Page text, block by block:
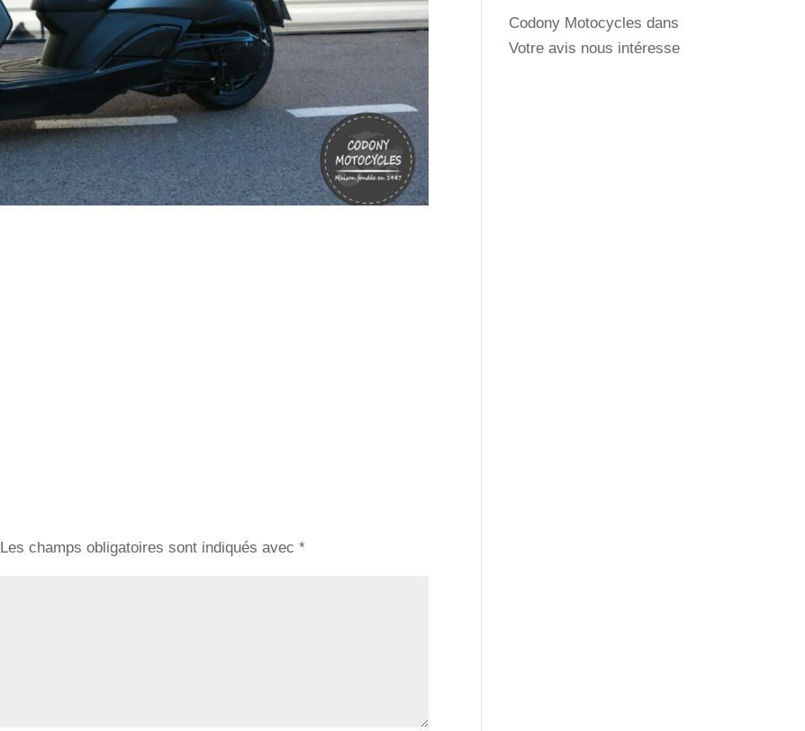
Les champs obligatoires sont indiqués avec*
Codony Motocycles dans
Votre avis nous intéresse